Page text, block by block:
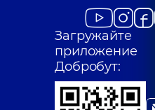
Загружайте
приложение
Добробут: